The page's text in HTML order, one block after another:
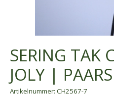
SERING TAK
JOLY |
Artikelnummer: CH2567-7